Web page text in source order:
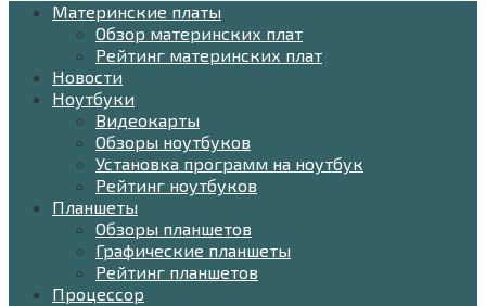
Материнские платы
Обзор материнских плат
Рейтинг материнских плат
Новости
Ноутбуки
Видеокарты
Обзоры ноутбуков
Установка программ на ноутбук
Рейтинг ноутбуков
Планшеты
Обзоры планшетов
Графические планшеты
Рейтинг планшетов
Процессор